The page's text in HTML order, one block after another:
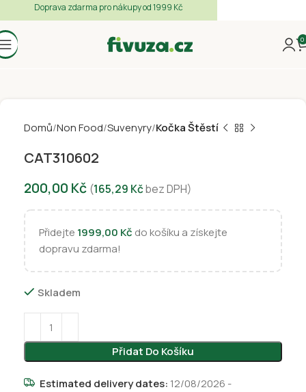
0
Domů Non Food Suvenyry Kočka Štěstí
CAT310602
200,00 Kč (165,29 Kčbez DPH)
Přidejte 1999,00 Kč do košíku a získejte
dopravu zdarma!
Skladem
Přidat Do Košíku
Estimated delivery dates: 12/08/2026 -
Doprava zdarma pro nákupy od 1999 Kč